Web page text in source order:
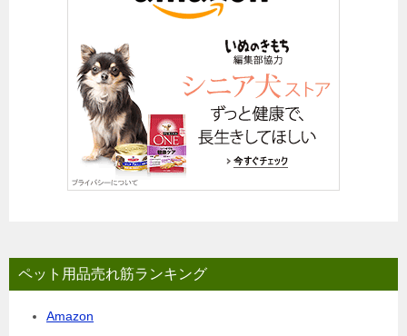
ペット用品売れ筋ランキング
Amazon